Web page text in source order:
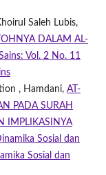
Saleh Lubis,
DALAM AL-
Vol. 2 No. 11
, Hamdani, AT-
PADA SURAH
IMPLIKASINYA
Sosial dan
Sosial dan